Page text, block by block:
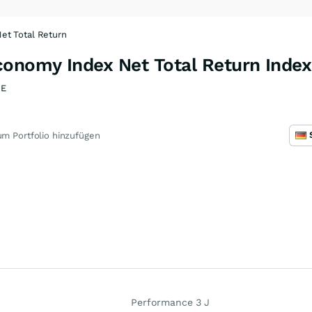
Total Return
Index Net Total Return Index
Portfolio hinzufügen
Performance 3 J